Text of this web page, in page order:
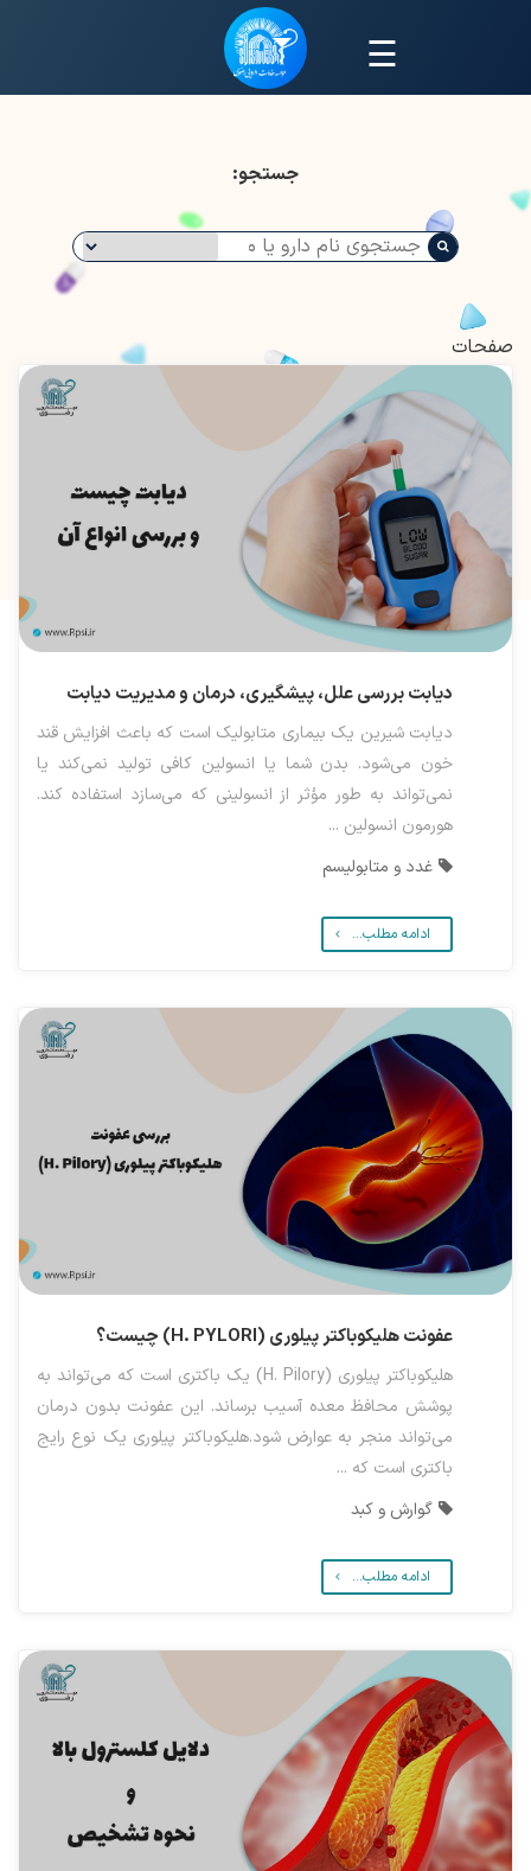
☰
جستجو:
صفحات
دیابت بررسی علل، پیشگیری، درمان و مدیریت دیابت
دیابت شیرین یک بیماری متابولیک است که باعث افزایش قند
خون می‌شود. بدن شما یا انسولین کافی تولید نمی‌کند یا
نمی‌تواند به طور مؤثر از انسولینی که می‌سازد استفاده کند.
هورمون انسولین ...
غدد و متابولیسم
ادامه مطلب...
عفونت هلیکوباکتر پیلوری (H. PYLORI) چیست؟
هلیکوباکتر پیلوری (H. Pilory) یک باکتری است که می‌تواند به
پوشش محافظ معده آسیب برساند. این عفونت بدون درمان
می‌تواند منجر به عوارض شود.هلیکوباکتر پیلوری یک نوع رایج
باکتری است که ...
گوارش و کبد
ادامه مطلب...